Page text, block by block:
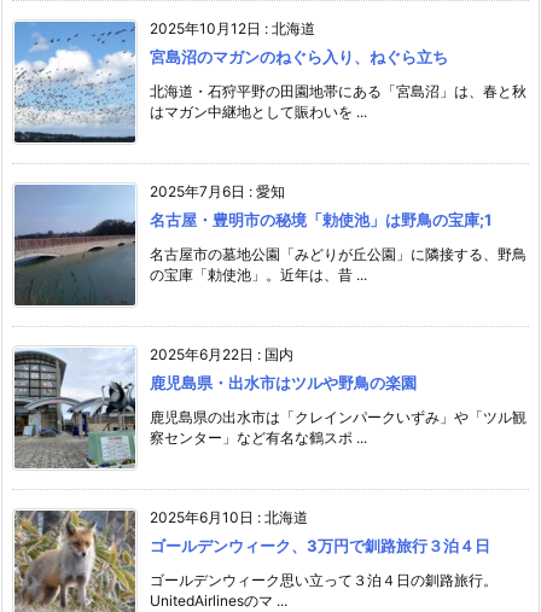
2025年10月12日 : 北海道
宮島沼のマガンのねぐら入り、ねぐら立ち
北海道・石狩平野の田園地帯にある「宮島沼」は、春と秋
はマガン中継地として賑わいを ...
2025年7月6日 : 愛知
名古屋・豊明市の秘境「勅使池」は野鳥の宝庫;1
名古屋市の墓地公園「みどりが丘公園」に隣接する、野鳥
の宝庫「勅使池」。近年は、昔 ...
2025年6月22日 : 国内
鹿児島県・出水市はツルや野鳥の楽園
鹿児島県の出水市は「クレインパークいずみ」や「ツル観
察センター」など有名な鶴スポ ...
2025年6月10日 : 北海道
ゴールデンウィーク、3万円で釧路旅行３泊４日
ゴールデンウィーク思い立って３泊４日の釧路旅行。
UnitedAirlinesのマ ...